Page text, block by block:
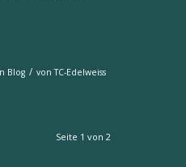
Blog / vonTC-Edelweiss
Seite 1 von 2